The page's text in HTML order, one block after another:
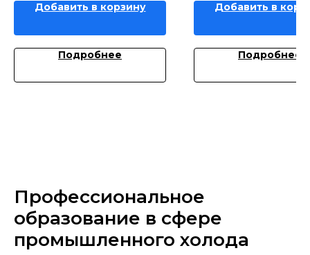
Добавить в корзину
Подробнее
Добавить в
Подробнее
Профессиональное
образование в сфере
промышленного холода